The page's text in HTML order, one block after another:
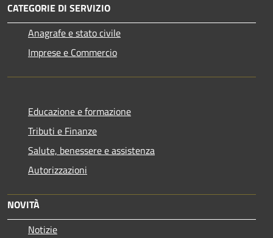
CATEGORIE DI SERVIZIO
Anagrafe e stato civile
Imprese e Commercio
Educazione e formazione
Tributi e Finanze
Salute, benessere e assistenza
Autorizzazioni
NOVITÀ
Notizie